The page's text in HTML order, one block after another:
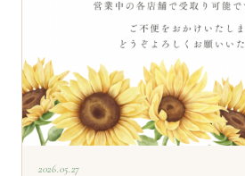
2026.05.27